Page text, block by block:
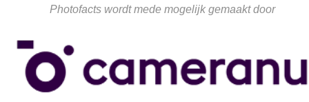
Photofacts wordt mede mogelijk gemaakt door